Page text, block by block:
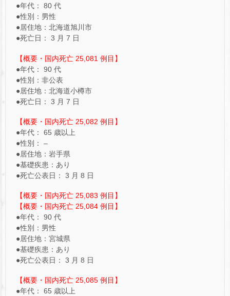
●年代： 80 代
●性別：男性
●居住地：北海道旭川市
●死亡日： 3 月 7 日
【概要・国内死亡 25,081 例目】
●年代： 90 代
●性別：非公表
●居住地：北海道小樽市
●死亡日： 3 月 7 日
【概要・国内死亡 25,082 例目】
●年代： 65 歳以上
●性別： –
●居住地：岩手県
●基礎疾患：あり
●死亡公表日： 3 月 8 日
【概要・国内死亡 25,083 例目】
【概要・国内死亡 25,084 例目】
●年代： 90 代
●性別：男性
●居住地：宮城県
●基礎疾患：あり
●死亡公表日： 3 月 8 日
【概要・国内死亡 25,085 例目】
●年代： 65 歳以上